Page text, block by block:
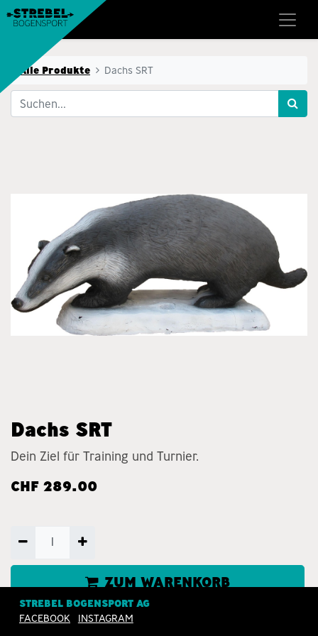
Alle Produkte Dachs SRT
Dachs SRT
Dein Ziel für Training und Turnier.
CHF 289.00
ZUM WARENKORB
HINZUFÜGEN
STREBEL BOGENSPORT AG
FACEBOOK
INSTAGRAM